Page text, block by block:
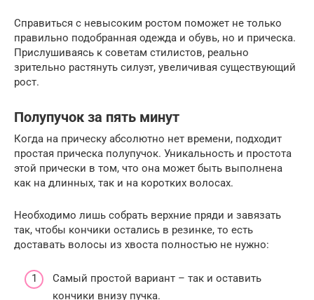
Справиться с невысоким ростом поможет не только
правильно подобранная одежда и обувь, но и прическа.
Прислушиваясь к советам стилистов, реально
зрительно растянуть силуэт, увеличивая существующий
рост.
Полупучок за пять минут
Когда на прическу абсолютно нет времени, подходит
простая прическа полупучок. Уникальность и простота
этой прически в том, что она может быть выполнена
как на длинных, так и на коротких волосах.
Необходимо лишь собрать верхние пряди и завязать
так, чтобы кончики остались в резинке, то есть
доставать волосы из хвоста полностью не нужно:
Самый простой вариант – так и оставить
кончики внизу пучка.